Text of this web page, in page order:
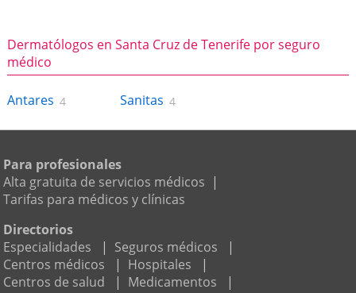
Dermatólogos en Santa Cruz de Tenerife por seguro
médico
Antares 4 Sanitas 4
Para profesionales
Alta gratuita de servicios médicos |
Tarifas para médicos y clínicas
Directorios
Especialidades
| Seguros médicos
|
Centros médicos
| Hospitales
|
Centros de salud
| Medicamentos
|